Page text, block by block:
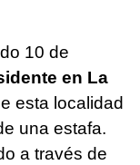
10 de
en La
esta localidad
una estafa.
a través de